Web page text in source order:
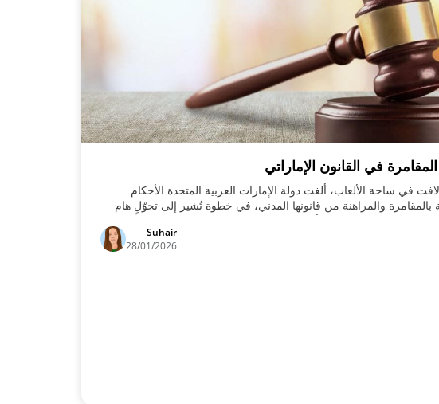
في القانون الإماراتي
في ساحة الألعاب، ألغت دولة الإمارات العربية المتحدة الأحكام
بالمقامرة والمراهنة من قانونها المدني، في خطوة تُشير إلى تحوّلٍ هام
Suhair
28/01/2026